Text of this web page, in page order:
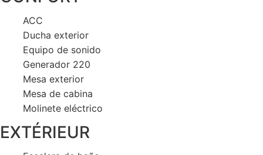
ACC
Ducha exterior
Equipo de sonido
Generador 220
Mesa exterior
Mesa de cabina
Molinete eléctrico
EXTÉRIEUR